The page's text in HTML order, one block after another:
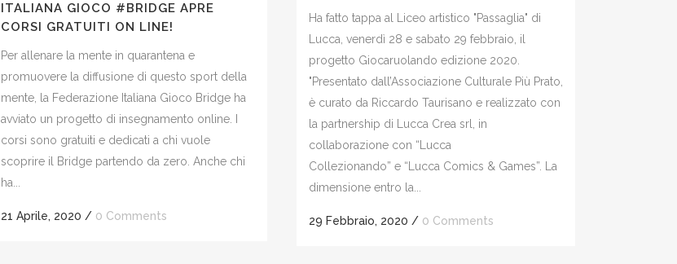
ITALIANA GIOCO #BRIDGE APRE
CORSI GRATUITI ON LINE!
Per allenare la mente in quarantena e
promuovere la diffusione di questo sport della
mente, la Federazione Italiana Gioco Bridge ha
avviato un progetto di insegnamento online. I
corsi sono gratuiti e dedicati a chi vuole
scoprire il Bridge partendo da zero. Anche chi
ha...
21 Aprile, 2020 / 0 Comments
Ha fatto tappa al Liceo artistico "Passaglia" di
Lucca, venerdì 28 e sabato 29 febbraio, il
progetto Giocaruolando edizione 2020.
"Presentato dall’Associazione Culturale Più Prato,
è curato da Riccardo Taurisano e realizzato con
la partnership di Lucca Crea srl, in
collaborazione con “Lucca
Collezionando” e “Lucca Comics & Games”. La
dimensione entro la...
29 Febbraio, 2020 / 0 Comments